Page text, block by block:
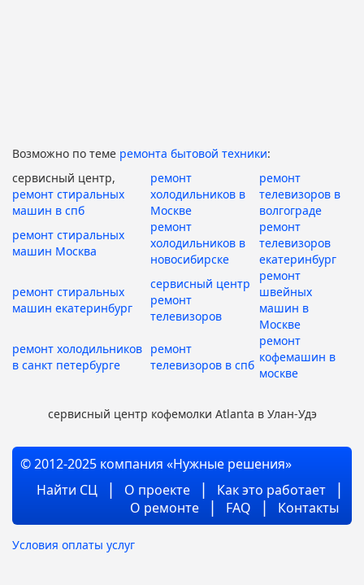
Возможно по теме ремонта бытовой техники:
сервисный центр,
ремонт стиральных
машин в спб
ремонт
холодильников в
Москве
ремонт
телевизоров в
волгограде
ремонт стиральных
машин Москва
ремонт
холодильников в
новосибирске
ремонт
телевизоров
екатеринбург
ремонт стиральных
машин екатеринбург
сервисный центр
ремонт
телевизоров
ремонт
швейных
машин в
Москве
ремонт холодильников
в санкт петербурге
ремонт
телевизоров в спб
ремонт
кофемашин в
москве
сервисный центр кофемолки Atlanta в Улан-Удэ
© 2012-2025 компания «Нужные решения»
Найти СЦ
О проекте
Как это работает
О ремонте
FAQ Контакты
Условия оплаты услуг